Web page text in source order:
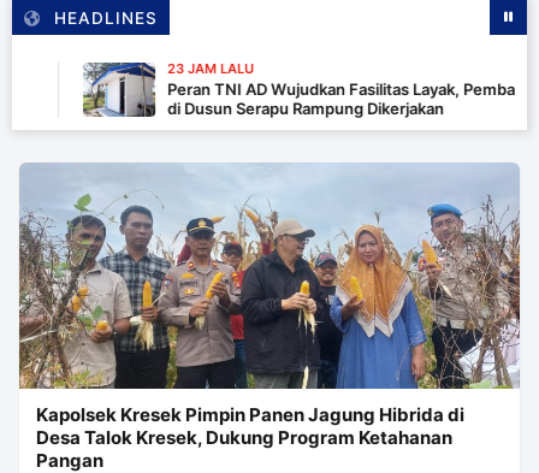
HEADLINES
23 JAM LALU
Peran TNI AD Wujudkan Fasilitas Layak, Pembangunan
di Dusun Serapu Rampung Dikerjakan
Kapolsek Kresek Pimpin Panen Jagung Hibrida di
Desa Talok Kresek, Dukung Program Ketahanan
Pangan